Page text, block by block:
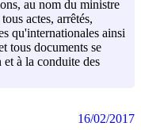
au nom du ministre
actes, arrêtés,
qu'internationales ainsi
tous documents se
à la conduite des
16/02/2017